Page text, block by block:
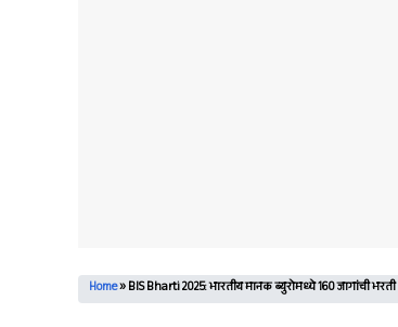
Home»BIS Bharti 2025: भारतीय मानक ब्युरोमध्ये 160 जागांची भरती